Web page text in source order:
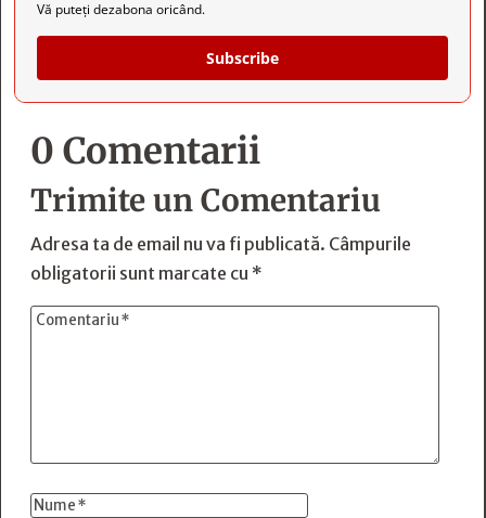
Vă puteți dezabona oricând.
Subscribe
0 Comentarii
Trimite un Comentariu
Adresa ta de email nu va fi publicată. Câmpurile
obligatorii sunt marcate cu *